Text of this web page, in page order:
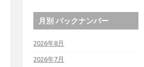
月別 バックナンバー
2026年8月
2026年7月